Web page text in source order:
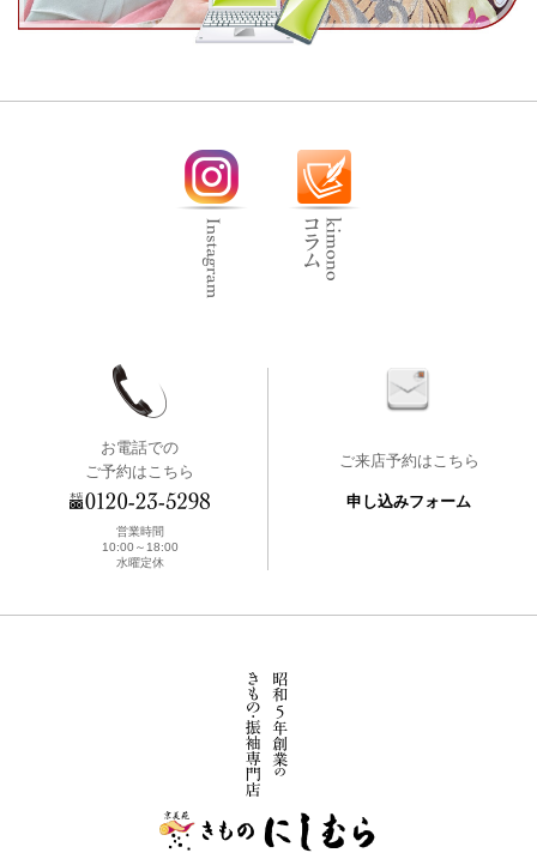
お電話での
ご予約はこちら
営業時間
10:00～18:00
水曜定休
ご来店予約はこちら
申し込みフォーム